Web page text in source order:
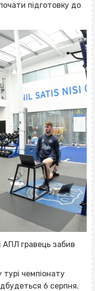
підготовку до
АПЛ гравець забив
чемпіонату
6 серпня.